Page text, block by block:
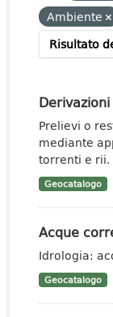
Ambiente
Risultato
Derivazioni
Prelievi o
mediante
torrenti e rii.
Geocatalogo
Acque
Idrologia:
Geocatalogo